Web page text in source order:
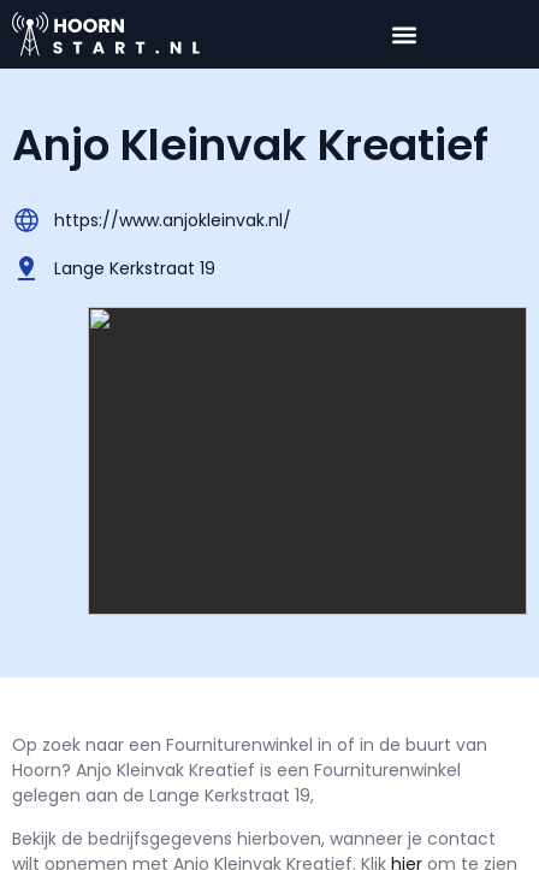
Anjo Kleinvak Kreatief
https://www.anjokleinvak.nl/
Lange Kerkstraat 19
Op zoek naar een Fourniturenwinkel in of in de buurt van
Hoorn? Anjo Kleinvak Kreatief is een Fourniturenwinkel
gelegen aan de Lange Kerkstraat 19,
Bekijk de bedrijfsgegevens hierboven, wanneer je contact
wilt opnemen met Anjo Kleinvak Kreatief. Klik hier om te zien